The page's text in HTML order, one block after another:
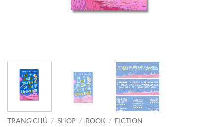
TRANG CHỦ / SHOP / BOOK / FICTION